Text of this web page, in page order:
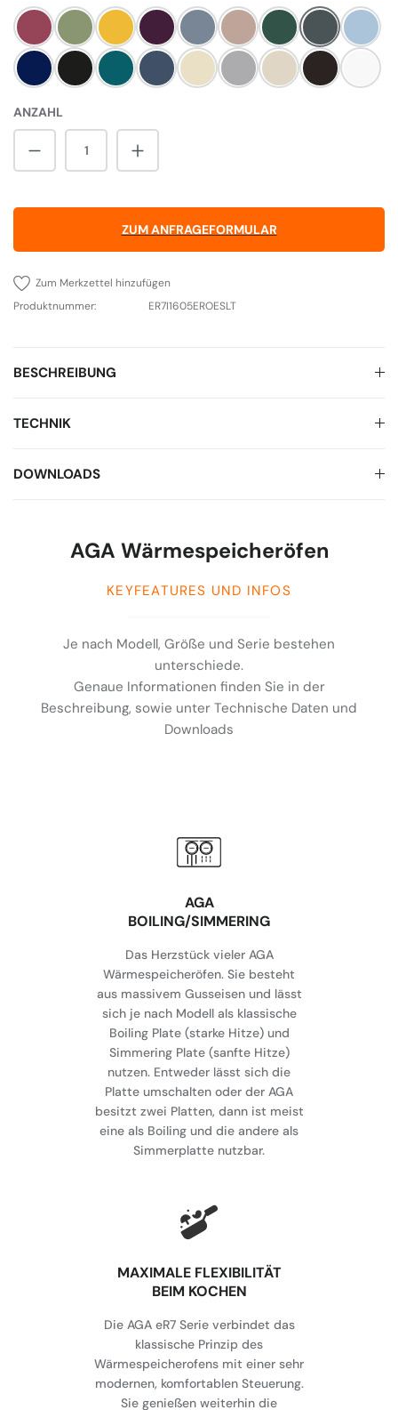
HimbeereOlivine Mustard AubergineDove Blush Britisch Racing
Slate Duck
Dark BluePewter Salcombe BlueDartmouth Blue
Linen Pearl Ashes
Cream Black Weiß
ANZAHL
Produkt Anzahl: Gib den gewünschten
ZUM ANFRAGEFORMULAR
Zum Merkzettel hinzufügen
Produktnummer:
ER7I1605EROESLT
BESCHREIBUNG
TECHNIK
DOWNLOADS
AGA Wärmespeicheröfen
KEYFEATURES UND INFOS
Je nach Modell, Größe und Serie bestehen
unterschiede.
Genaue Informationen finden Sie in der
Beschreibung, sowie unter Technische Daten und
Downloads
AGA
BOILING/SIMMERING
Das Herzstück vieler AGA
Wärmespeicheröfen. Sie besteht
aus massivem Gusseisen und lässt
sich je nach Modell als klassische
Boiling Plate (starke Hitze) und
Simmering Plate (sanfte Hitze)
nutzen. Entweder lässt sich die
Platte umschalten oder der AGA
besitzt zwei Platten, dann ist meist
eine als Boiling und die andere als
Simmerplatte nutzbar.
MAXIMALE FLEXIBILITÄT
BEIM KOCHEN
Die AGA eR7 Serie verbindet das
klassische Prinzip des
Wärmespeicherofens mit einer sehr
modernen, komfortablen Steuerung.
Sie genießen weiterhin die